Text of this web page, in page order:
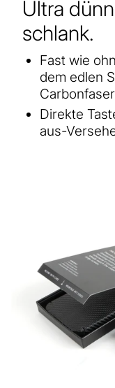
Ultra
schlank.
Fast wie
dem edlen
Direkte
aus-